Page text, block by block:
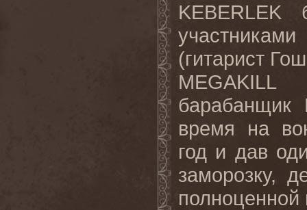
(гитарист
время на
год и дав
заморозку,